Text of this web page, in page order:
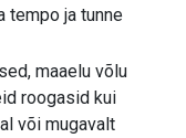
tempo ja tunne
maaelu võlu
roogasid kui
või mugavalt